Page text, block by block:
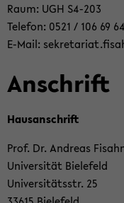
Raum: UGH S4-​203
Te­le­fon: 0521 / 106 69 64
E-​Mail:
An­schrift
Haus­an­schrift
Prof. Dr. An­dre­as
Uni­ver­si­tät Bie­le­feld
Uni­ver­si­täts­str. 25